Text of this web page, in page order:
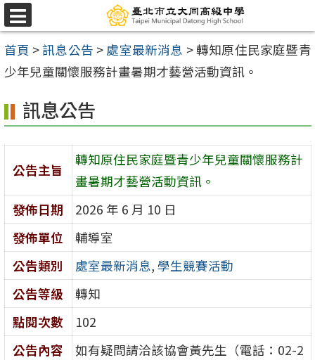
跳
至
主
要
容
區
選
單
首頁 >訊息公告 > 處室最新消息 >轉知原住民家庭暨青
少年兒童關懷服務計畫暑期才藝營活動資訊。
訊息公告
公告主旨
轉知原住民家庭暨青少年兒童關懷服務計
畫暑期才藝營活動資訊。
發佈日期
2026 年 6 月 10 日
發佈單位
輔導室
公告類別
處室最新消息, 學生競賽活動
公告等級
轉知
點閱次數
102
公告內容
如有疑問請洽該協會黃先生（電話：02-2